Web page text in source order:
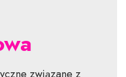
związane z